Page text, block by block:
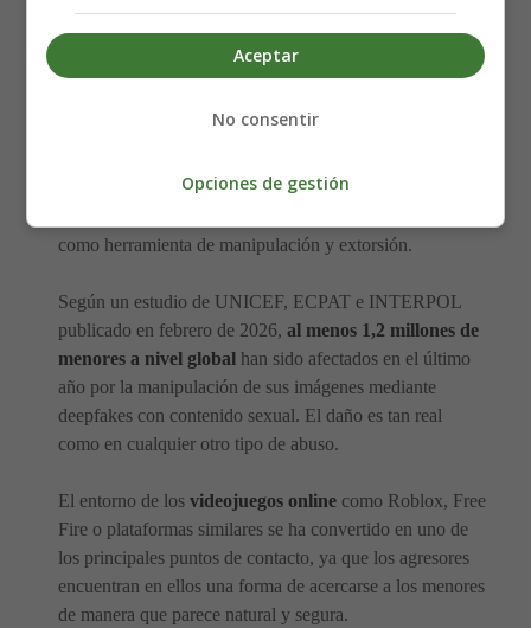
En 2026, el grooming ha dado un salto cualitativo con el
uso de la inteligencia artificial. Los agresores ahora
que hace unos años, lo que hace que los
Además, el uso dedeepfakes(imágenes o vídeos falsos
como herramienta de manipulación y extorsión.
Según un estudio de UNICEF, ECPAT e INTERPOL
publicado en febrero de 2026, al menos 1,2 millones de
menores a nivel global han sido afectados en el último
año por la manipulación de sus imágenes mediante
deepfakes con contenido sexual. El daño es tan real
como en cualquier otro tipo de abuso.
El entorno de los videojuegos online como Roblox, Free
Fire o plataformas similares se ha convertido en uno de
los principales puntos de contacto, ya que los agresores
encuentran en ellos una forma de acercarse a los menores
de manera que parece natural y segura.
Aceptar
No consentir
Opciones de gestión